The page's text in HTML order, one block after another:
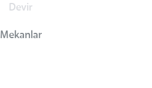
Devir
Mekanlar